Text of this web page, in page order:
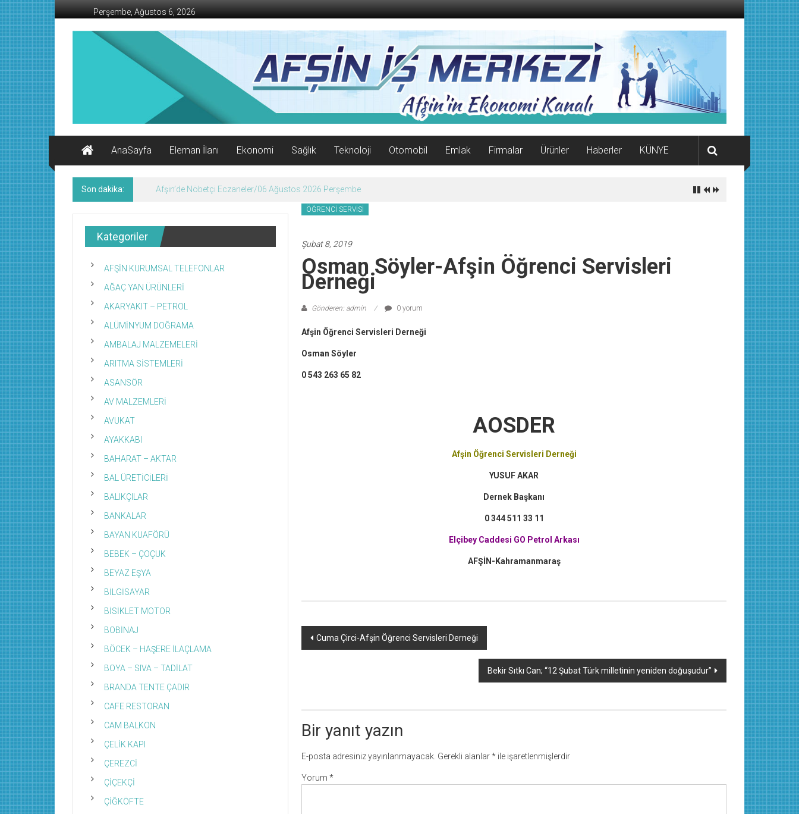
İçeriğe
geç
Perşembe, Ağustos 6, 2026
AFŞİN
Ekonomi
Kanalı
AnaSayfa
Eleman İlanı Ekonomi Sağlık Teknoloji Otomobil Emlak Firmalar Ürünler Haberler KÜNYE
Son dakika: Şehrin Çözüm Hattı ALO 153’ten Temmuz Ayında Etkin Hizmet.
ÖĞRENCİ SERVİSİ
Şubat 8, 2019
Osman Söyler-Afşin Öğrenci Servisleri
Derneği
Gönderen: admin 0 yorum
Afşin Öğrenci Servisleri Derneği
Osman Söyler
0 543 263 65 82
AOSDER
Afşin Öğrenci Servisleri Derneği
YUSUF AKAR
Dernek Başkanı
0 344 511 33 11
Elçibey Caddesi GO Petrol Arkası
AFŞİN-Kahramanmaraş
Yazı
Cuma Çirci-Afşin Öğrenci Servisleri Derneği
Bekir Sıtkı Can; “12 Şubat Türk milletinin yeniden doğuşudur”
Bir yanıt yazın
E-posta adresiniz yayınlanmayacak. Gerekli alanlar* ile işaretlenmişlerdir
Yorum *
Kategoriler
AFŞİN KURUMSAL TELEFONLAR
AĞAÇ YAN ÜRÜNLERİ
AKARYAKIT – PETROL
ALÜMİNYUM DOĞRAMA
AMBALAJ MALZEMELERİ
ARITMA SİSTEMLERİ
ASANSÖR
AV MALZEMLERİ
AVUKAT
AYAKKABI
BAHARAT – AKTAR
BAL ÜRETİCİLERİ
BALIKÇILAR
BANKALAR
BAYAN KUAFÖRÜ
BEBEK – ÇOÇUK
BEYAZ EŞYA
BİLGİSAYAR
BİSİKLET MOTOR
BOBİNAJ
BÖCEK – HAŞERE İLAÇLAMA
BOYA – SIVA – TADİLAT
BRANDA TENTE ÇADIR
CAFE RESTORAN
CAM BALKON
ÇELİK KAPI
ÇEREZCİ
ÇİÇEKÇİ
ÇİĞKÖFTE